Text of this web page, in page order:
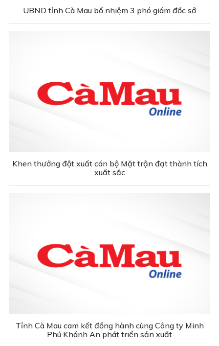
UBND tỉnh Cà Mau bổ nhiệm 3 phó giám đốc sở
Khen thưởng đột xuất cán bộ Mặt trận đạt thành tích
xuất sắc
Tỉnh Cà Mau cam kết đồng hành cùng Công ty Minh
Phú Khánh An phát triển sản xuất